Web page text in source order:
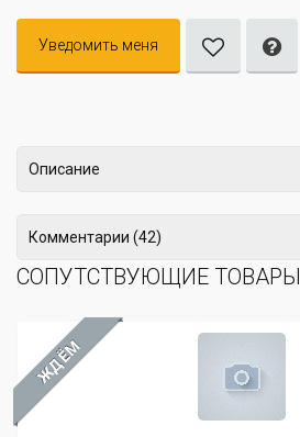
Уведомить меня
Описание
Комментарии (42)
СОПУТСТВУЮЩИЕ ТОВАРЫ